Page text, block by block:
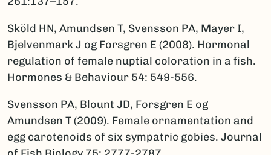
Sköld HN, Amundsen T, Svensson PA, Mayer I,
Bjelvenmark J og Forsgren E (2008). Hormonal
regulation of female nuptial coloration in a fish.
Hormones & Behaviour 54: 549-556.
Svensson PA, Blount JD, Forsgren E og
Amundsen T (2009). Female ornamentation and
egg carotenoids of six sympatric gobies. Journal